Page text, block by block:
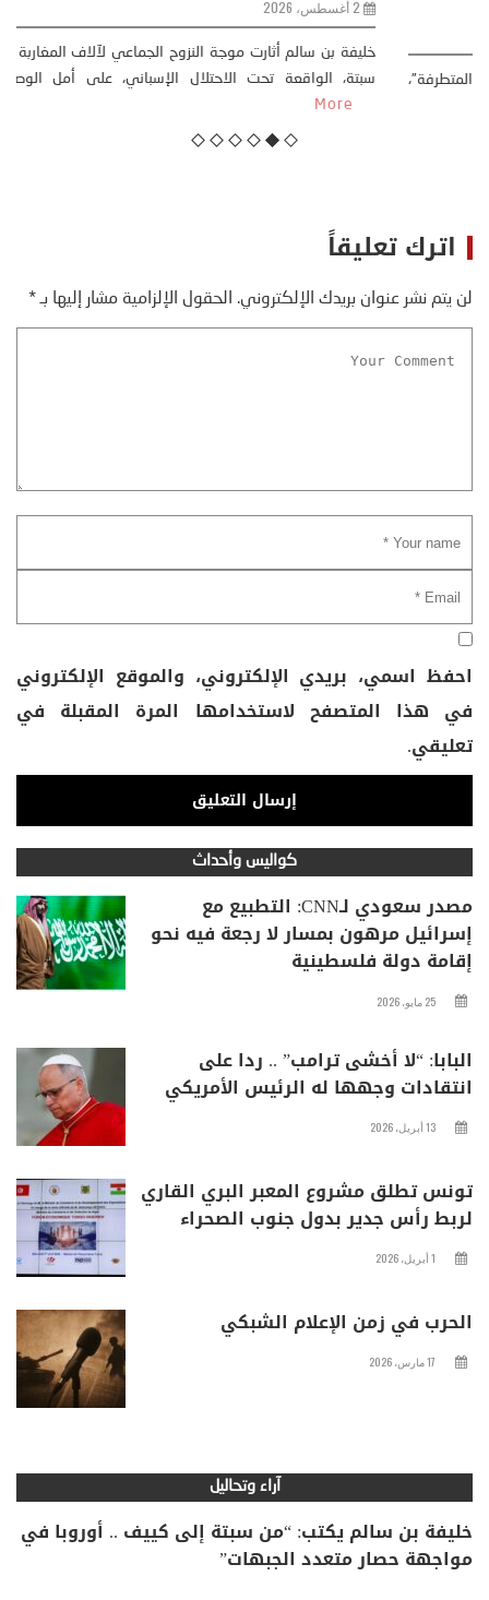
خليفة بن سالم أثارت
سبتة، الواقعة تحت
بدأت قصتي مع التغييرات المناخية ” المتطرفة”،
القرن الماضي، حين أطردنا ...
اترك تعليقاً
لن يتم نشر عنوان بريدك الإلكتروني. الحقول الإلزامية مشار إليها بـ*
احفظ اسمي، بريدي الإلكتروني، والموقع الإلكتروني
في هذا المتصفح لاستخدامها المرة المقبلة في
تعليقي.
كواليس وأحداث
مصدر سعودي لـCNN: التطبيع مع
إسرائيل مرهون بمسار لا رجعة فيه نحو
إقامة دولة فلسطينية
25 مايو، 2026
البابا: “لا أخشى ترامب” .. ردا على
انتقادات وجهها له الرئيس الأمريكي
13 أبريل، 2026
تونس تطلق مشروع المعبر البري القاري
لربط رأس جدير بدول جنوب الصحراء
1 أبريل، 2026
الحرب في زمن الإعلام الشبكي
17 مارس، 2026
آراء وتحاليل
خليفة بن سالم يكتب: “من سبتة إلى كييف .. أوروبا في
مواجهة حصار متعدد الجبهات”